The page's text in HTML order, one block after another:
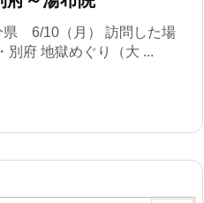
県 6/10（月） 訪問した場
府 地獄めぐり（大 ...